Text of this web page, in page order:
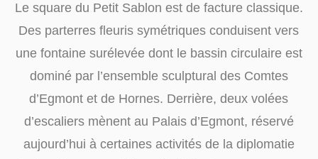
Le square du Petit Sablon est de facture classique.
Des parterres fleuris symétriques conduisent vers
une fontaine surélevée dont le bassin circulaire est
dominé par l’ensemble sculptural des Comtes
d’Egmont et de Hornes. Derrière, deux volées
d’escaliers mènent au Palais d’Egmont, réservé
aujourd’hui à certaines activités de la diplomatie